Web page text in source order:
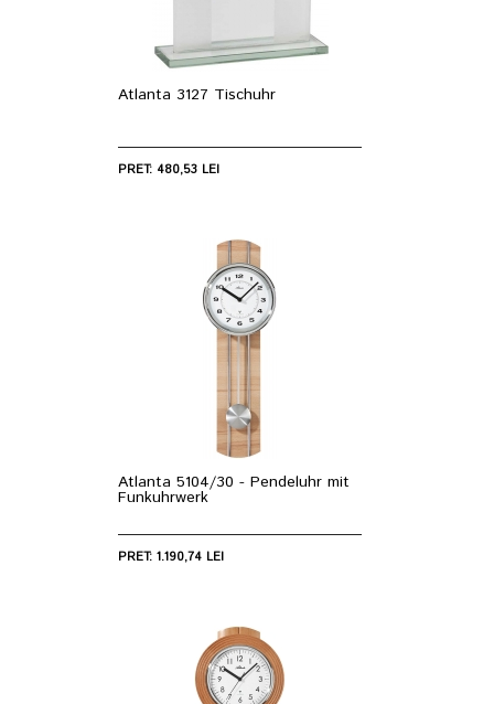
Atlanta 3127 Tischuhr
PRET: 480,53 LEI
Atlanta 5104/30 - Pendeluhr mit
Funkuhrwerk
PRET: 1.190,74 LEI